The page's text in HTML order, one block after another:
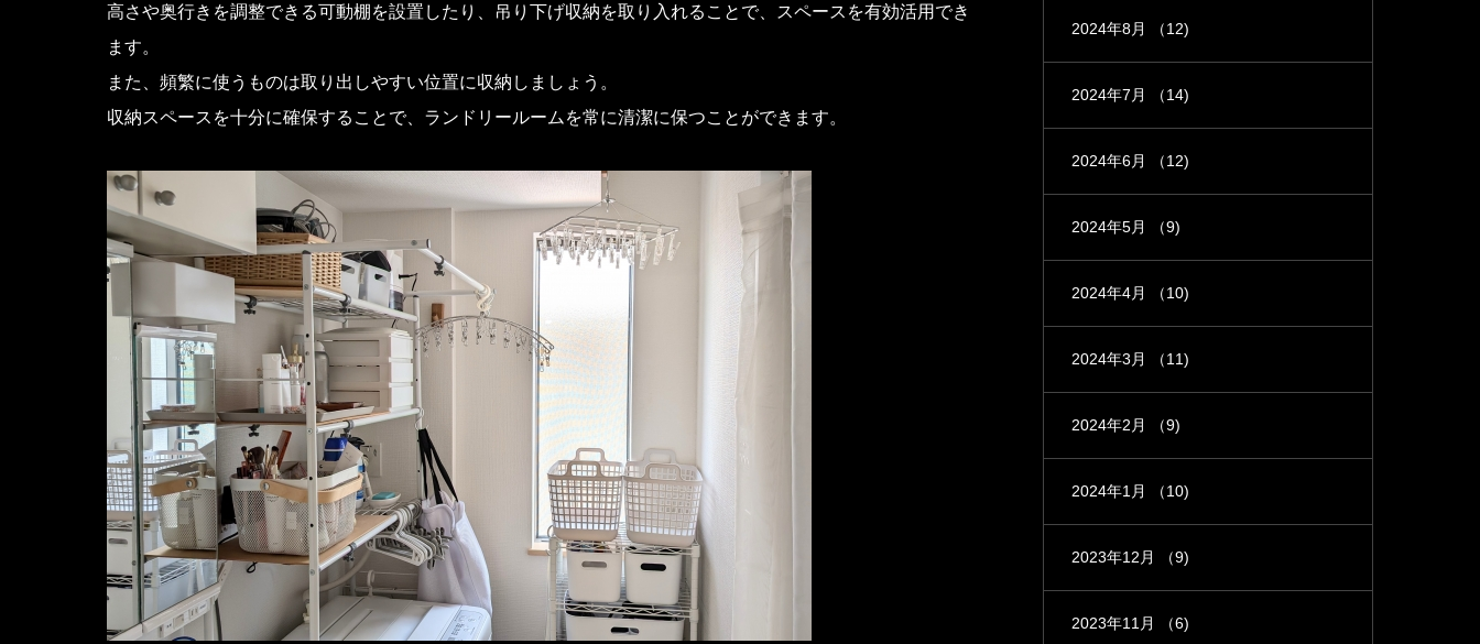
高さや奥行きを調整できる可動棚を設置したり、吊り下げ収納を取り入れることで、スペースを有効活用でき
ます。
また、頻繁に使うものは取り出しやすい位置に収納しましょう。
収納スペースを十分に確保することで、ランドリールームを常に清潔に保つことができます。
2024年8月 （12)
2024年7月 （14)
2024年6月 （12)
2024年5月 （9)
2024年4月 （10)
2024年3月 （11)
2024年2月 （9)
2024年1月 （10)
2023年12月 （9)
2023年11月 （6)